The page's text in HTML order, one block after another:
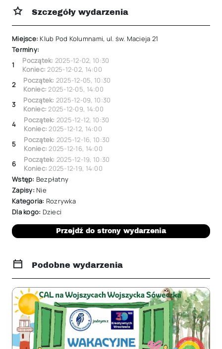
Szczegóły wydarzenia
Miejsce: Klub Pod Kolumnami, ul. św. Macieja 21
Terminy:
1
Początek: 2025-12-02, 10:30
Koniec:2025-12-02, 14:00
2
Początek: 2025-12-05, 10:30
Koniec:2025-12-05, 14:00
3
Początek: 2025-12-09, 10:30
Koniec:2025-12-09, 14:00
4
Początek: 2025-12-12, 10:30
Koniec:2025-12-12, 14:00
5
Początek: 2025-12-16, 10:30
Koniec:2025-12-16, 14:00
6
Początek: 2025-12-19, 10:30
Koniec:2025-12-19, 14:00
Wstęp: Bezpłatny
Zapisy: Nie
Kategoria: Rozrywka
Dla kogo: Dzieci
Przejdź do strony wydarzenia
Podobne wydarzenia